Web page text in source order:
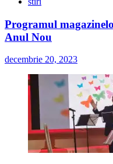
Programul
Anul Nou
decembrie 20, 2023